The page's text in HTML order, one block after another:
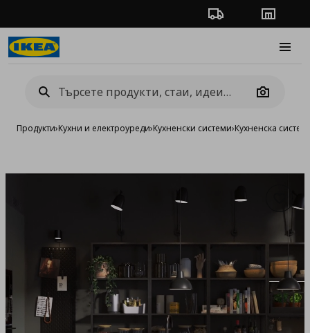
Проследяване на
Camera
Продукти›Кухни и електроуреди›Кухненски системи›Кухненска